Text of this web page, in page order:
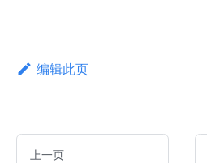
编辑此页
上一页